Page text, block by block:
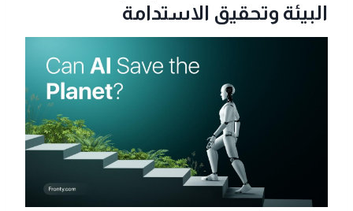
البيئة وتحقيق الاستدامة